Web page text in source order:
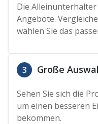
Die
Angebote.
wählen Sie das
3 Große
Sehen Sie sich die
um einen besseren
bekommen.